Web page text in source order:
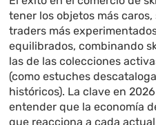
tener los objetos más
traders más
equilibrados, combinando
las de las colecciones
(como estuches
históricos). La clave en
entender que la economía
que reacciona a cada